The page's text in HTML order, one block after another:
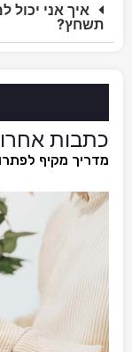
איך אני יכול
תשחץ?
כתבות
מדריך מקיף